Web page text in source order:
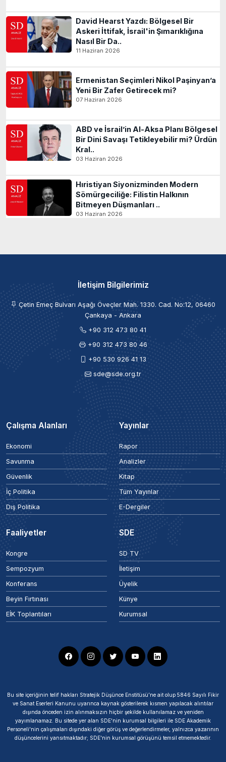
David Hearst Yazdı: Bölgesel Bir
Askeri İttifak, İsrail'in Şımarıklığına
Nasıl Bir Da..
11 Haziran 2026
Ermenistan Seçimleri Nikol Paşinyan’a
Yeni Bir Zafer Getirecek mi?
07 Haziran 2026
ABD ve İsrail’in Al-Aksa Planı Bölgesel
Bir Dini Savaşı Tetikleyebilir mi? Ürdün
Kral..
03 Haziran 2026
Hıristiyan Siyonizminden Modern
Sömürgeciliğe: Filistin Halkının
Bitmeyen Düşmanları ..
03 Haziran 2026
İletişim Bilgilerimiz
Çetin Emeç Bulvarı Aşağı Öveçler Mah. 1330. Cad. No:12, 06460
Çankaya - Ankara
+90 312 473 80 41
+90 312 473 80 46
+90 530 926 41 13
sde@sde.org.tr
Çalışma Alanları
Ekonomi
Savunma
Güvenlik
İç Politika
Dış Politika
Yayınlar
Rapor
Analizler
Kitap
Tüm Yayınlar
E-Dergiler
Faaliyetler
Kongre
Sempozyum
Konferans
Beyin Fırtınası
EİK Toplantıları
SDE
SD TV
İletişim
Üyelik
Künye
Kurumsal
Bu site içeriğinin telif hakları Stratejik Düşünce Enstitüsü’ne ait olup 5846 Sayılı Fikir
ve Sanat Eserleri Kanunu uyarınca kaynak gösterilerek kısmen yapılacak alıntılar
dışında önceden izin alınmaksızın hiçbir şekilde kullanılamaz ve yeniden
yayımlanamaz. Bu sitede yer alan SDE'nin kurumsal bilgileri ile SDE Akademik
Personeli'nin çalışmaları dışındaki diğer görüş ve değerlendirmeler, yalnızca yazarının
düşüncelerini yansıtmaktadır; SDE'nin kurumsal görüşünü temsil etmemektedir.